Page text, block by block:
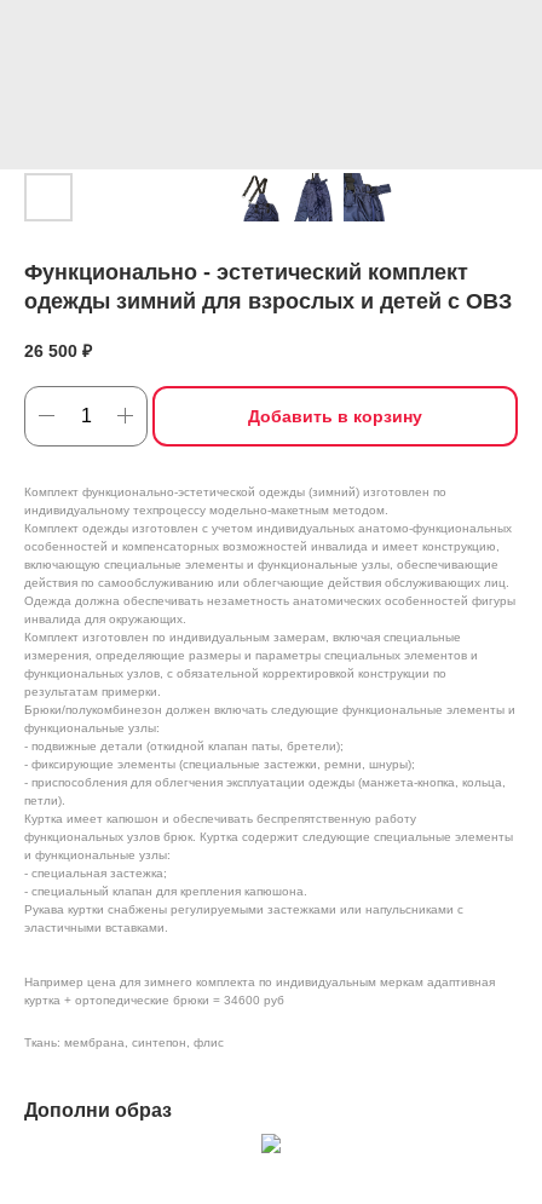
Функционально - эстетический комплект
одежды зимний для взрослых и детей с ОВЗ
26 500 ₽
Добавить в корзину
Комплект функционально-эстетической одежды (зимний) изготовлен по
индивидуальному техпроцессу модельно-макетным методом.
Комплект одежды изготовлен с учетом индивидуальных анатомо-функциональных
особенностей и компенсаторных возможностей инвалида и имеет конструкцию,
включающую специальные элементы и функциональные узлы, обеспечивающие
действия по самообслуживанию или облегчающие действия обслуживающих лиц.
Одежда должна обеспечивать незаметность анатомических особенностей фигуры
инвалида для окружающих.
Комплект изготовлен по индивидуальным замерам, включая специальные
измерения, определяющие размеры и параметры специальных элементов и
функциональных узлов, с обязательной корректировкой конструкции по
результатам примерки.
Брюки/полукомбинезон должен включать следующие функциональные элементы и
функциональные узлы:
- подвижные детали (откидной клапан паты, бретели);
- фиксирующие элементы (специальные застежки, ремни, шнуры);
- приспособления для облегчения эксплуатации одежды (манжета-кнопка, кольца,
петли).
Куртка имеет капюшон и обеспечивать беспрепятственную работу
функциональных узлов брюк. Куртка содержит следующие специальные элементы
и функциональные узлы:
- специальная застежка;
- специальный клапан для крепления капюшона.
Рукава куртки снабжены регулируемыми застежками или напульсниками с
эластичными вставками.
Например цена для зимнего комплекта по индивидуальным меркам адаптивная
куртка + ортопедические брюки = 34600 руб
Ткань: мембрана, синтепон, флис
Дополни образ